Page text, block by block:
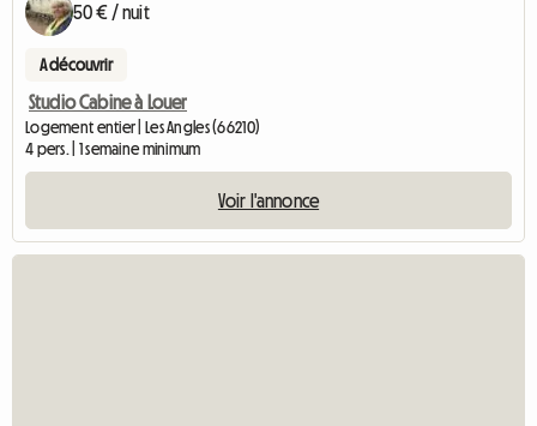
50 € / nuit
A découvrir
Studio Cabine à Louer
Logement entier | Les Angles (66210)
4 pers. | 1 semaine minimum
Voir l'annonce